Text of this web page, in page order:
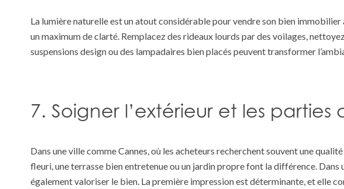
La lumière naturelle est un atout considérable pour vendre son bien
un maximum de clarté. Remplacez des rideaux lourds par des voilages,
suspensions design ou des lampadaires bien placés peuvent transformer
7. Soigner l’extérieur et les parties
Dans une ville comme Cannes, où les acheteurs recherchent souvent une
fleuri, une terrasse bien entretenue ou un jardin propre font la différence.
également valoriser le bien. La première impression est déterminante, et elle